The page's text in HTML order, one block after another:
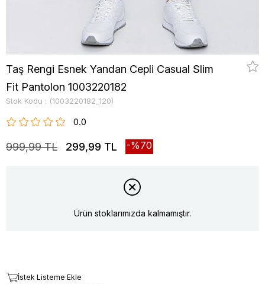
Taş Rengi Esnek Yandan Cepli Casual Slim
Fit Pantolon 1003220182
Stok Kodu (1003220182_120)
0.0
999,99 TL 299,99 TL 70
Ürün stoklarımızda kalmamıştır.
İstek Listeme Ekle